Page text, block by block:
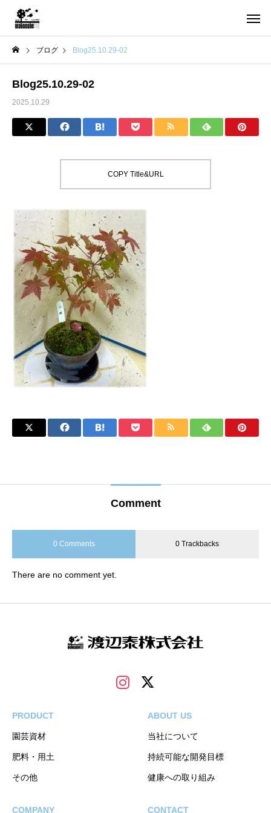
ブログ Blog25.10.29-02
Blog25.10.29-02
2025.10.29
COPY Title&URL
Comment
0 Comments 0 Trackbacks
There are no comment yet.
PRODUCT
園芸資材
肥料・用土
その他
ABOUT US
当社について
持続可能な開発目標
健康への取り組み
COMPANY CONTACT